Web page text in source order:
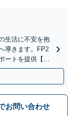
生活に不安を抱
導きます。FP2
ートを提供【キ
応】
お問い合わせ